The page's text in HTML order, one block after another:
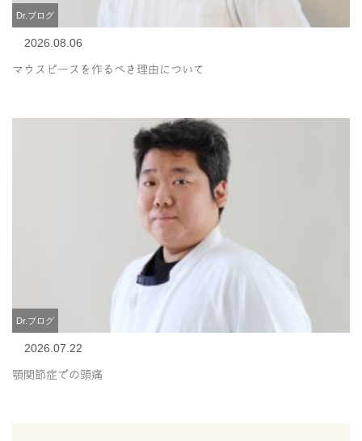
Dr.ブログ
2026.08.06
マウスピースを作るべき理由について
Dr.ブログ
2026.07.22
顎関節症での頭痛